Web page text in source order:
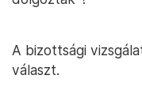
A bizottsági
választ.